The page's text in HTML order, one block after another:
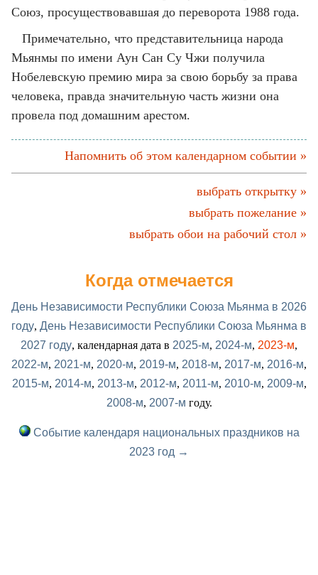
Союз, просуществовавшая до переворота 1988 года.
Примечательно, что представительница народа
Мьянмы по имени Аун Сан Су Чжи получила
Нобелевскую премию мира за свою борьбу за права
человека, правда значительную часть жизни она
провела под домашним арестом.
Напомнить об этом календарном событии »
выбрать открытку »
выбрать пожелание »
выбрать обои на рабочий стол »
Когда отмечается
День Независимости Республики Союза Мьянма в 2026
году, День Независимости Республики Союза Мьянма в
2027 году, календарная дата в 2025-м, 2024-м, 2023-м,
2022-м, 2021-м, 2020-м, 2019-м, 2018-м, 2017-м, 2016-м,
2015-м, 2014-м, 2013-м, 2012-м, 2011-м, 2010-м, 2009-м,
2008-м, 2007-м году.
Событие календаря национальных праздников на
2023 год →